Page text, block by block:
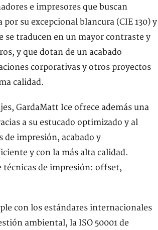
e impresores que buscan
su excepcional blancura (CIE 130) y
se traducen en un mayor contraste y
y que dotan de un acabado
corporativas y otros proyectos
calidad.
GardaMatt Ice ofrece además una
a su estucado optimizado y al
de impresión, acabado y
y con la más alta calidad.
técnicas de impresión: offset,
con los estándares internacionales
ambiental, la ISO 50001 de